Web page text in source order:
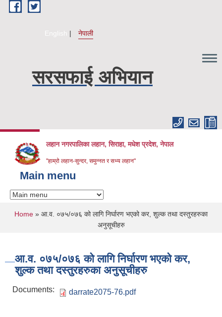
Skip to main content
English नेपाली
सरसफाई अभियान
लहान नगरपालिका लहान, सिराहा, मधेश प्रदेश, नेपाल
"हाम्रो लहान-सुन्दर, समुन्नत र सभ्य लहान"
Main menu
You are here
Home » आ.व. ०७५/०७६ को लागि निर्घारण भएको कर, शुल्क तथा दस्तुरहरुका
अनुसूचीहरु
आ.व. ०७५/०७६ को लागि निर्घारण भएको कर,
शुल्क तथा दस्तुरहरुका अनुसूचीहरु
Documents: darrate2075-76.pdf